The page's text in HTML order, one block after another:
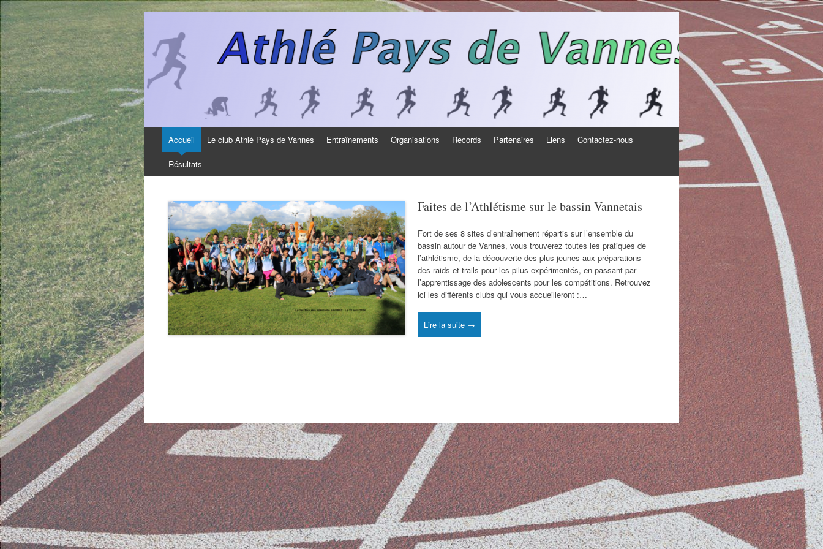
contenu
Accueil Le club Athlé Pays de Vannes Entraînements Organisations Records Partenaires Liens Contactez-nous
Résultats
Faites de l’Athlétisme sur le bassin Vannetais
Fort de ses 8 sites d’entraînement répartis sur l’ensemble du
bassin autour de Vannes, vous trouverez toutes les pratiques de
l’athlétisme, de la découverte des plus jeunes aux préparations
des raids et trails pour les pilus expérimentés, en passant par
l’apprentissage des adolescents pour les compétitions. Retrouvez
ici les différents clubs qui vous accueilleront :…
Lire la suite →